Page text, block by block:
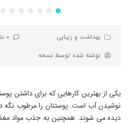
بهداشت و زیبایی
0 نظر کاربران
نوشته شده توسط نسخه
یکی از بهترین کارهایی که برای داشتن
نوشیدن آب است. پوستتان را مرطوب
دیده می شوند. همچنین به جذب مواد